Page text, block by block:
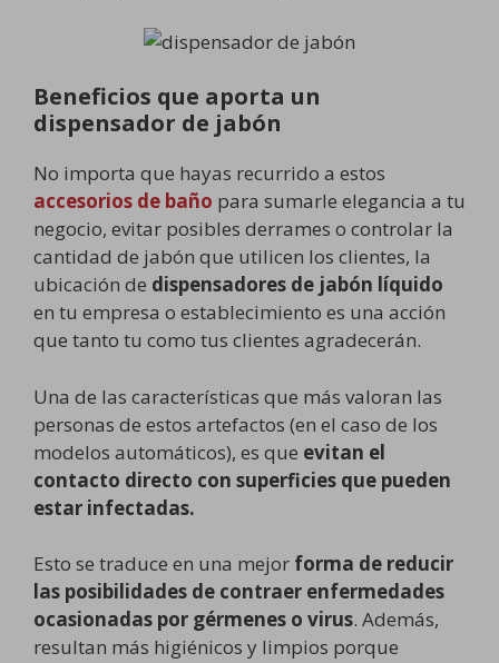
Beneficios que aporta un
dispensador de jabón
No importa que hayas recurrido a estos
accesorios de baño para sumarle elegancia a tu
negocio, evitar posibles derrames o controlar la
cantidad de jabón que utilicen los clientes, la
ubicación de dispensadores de jabón líquido
en tu empresa o establecimiento es una acción
que tanto tu como tus clientes agradecerán.
Una de las características que más valoran las
personas de estos artefactos (en el caso de los
modelos automáticos), es que evitan el
contacto directo con superficies que pueden
estar infectadas.
Esto se traduce en una mejor forma de reducir
las posibilidades de contraer enfermedades
ocasionadas por gérmenes o virus. Además,
resultan más higiénicos y limpios porque